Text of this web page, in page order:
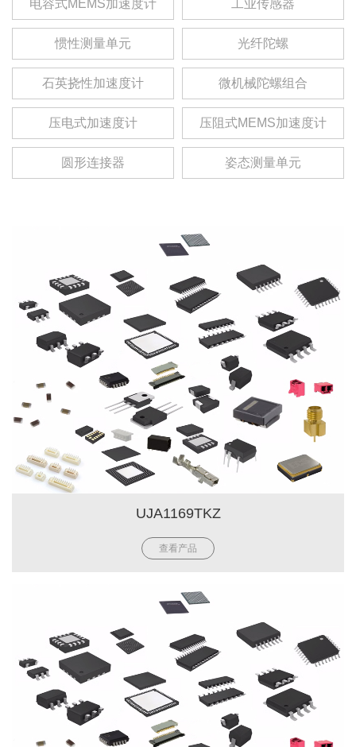
电容式MEMS加速度计 工业传感器
惯性测量单元 光纤陀螺
石英挠性加速度计 微机械陀螺组合
压电式加速度计 压阻式MEMS加速度计
圆形连接器 姿态测量单元
UJA1169TKZ
查看产品